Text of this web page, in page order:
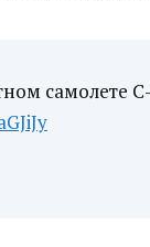
самолете